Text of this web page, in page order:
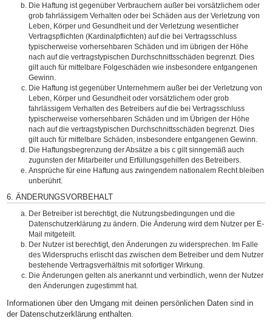
Die Haftung ist gegenüber Verbrauchern außer bei vorsätzlichem oder
grob fahrlässigem Verhalten oder bei Schäden aus der Verletzung von
Leben, Körper und Gesundheit und der Verletzung wesentlicher
Vertragspflichten (Kardinalpflichten) auf die bei Vertragsschluss
typischerweise vorhersehbaren Schäden und im übrigen der Höhe
nach auf die vertragstypischen Durchschnittsschäden begrenzt. Dies
gilt auch für mittelbare Folgeschäden wie insbesondere entgangenen
Gewinn.
Die Haftung ist gegenüber Unternehmern außer bei der Verletzung von
Leben, Körper und Gesundheit oder vorsätzlichem oder grob
fahrlässigem Verhalten des Betreibers auf die bei Vertragsschluss
typischerweise vorhersehbaren Schäden und im Übrigen der Höhe
nach auf die vertragstypischen Durchschnittsschäden begrenzt. Dies
gilt auch für mittelbare Schäden, insbesondere entgangenen Gewinn.
Die Haftungsbegrenzung der Absätze a bis c gilt sinngemäß auch
zugunsten der Mitarbeiter und Erfüllungsgehilfen des Betreibers.
Ansprüche für eine Haftung aus zwingendem nationalem Recht bleiben
unberührt.
6. ÄNDERUNGSVORBEHALT
Der Betreiber ist berechtigt, die Nutzungsbedingungen und die
Datenschutzerklärung zu ändern. Die Änderung wird dem Nutzer per E-
Mail mitgeteilt.
Der Nutzer ist berechtigt, den Änderungen zu widersprechen. Im Falle
des Widerspruchs erlischt das zwischen dem Betreiber und dem Nutzer
bestehende Vertragsverhältnis mit sofortiger Wirkung.
Die Änderungen gelten als anerkannt und verbindlich, wenn der Nutzer
den Änderungen zugestimmt hat.
Informationen über den Umgang mit deinen persönlichen Daten sind in
der Datenschutzerklärung enthalten.